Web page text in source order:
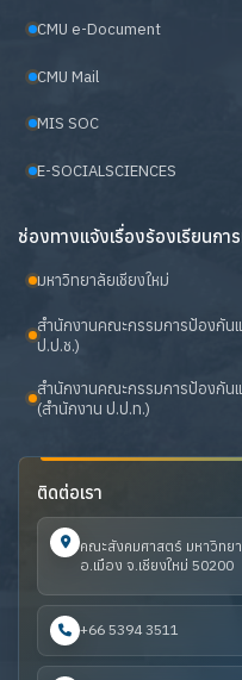
CMU e-Document
CMU Mail
MIS SOC
E-SOCIALSCIENCES
ช่องทางแจ้งเรื่องร้องเรียนก
มหาวิทยาลัยเชียงใหม่
สำนักงานคณะกรรมการป้องกัน
ป.ป.ช.)
สำนักงานคณะกรรมการป้องกัน
(สำนักงาน ป.ป.ท.)
ติดต่อเรา
คณะสังคมศาสตร์ มหาวิทย
อ.เมือง จ.เชียงใหม่ 50200
+66 5394 3511